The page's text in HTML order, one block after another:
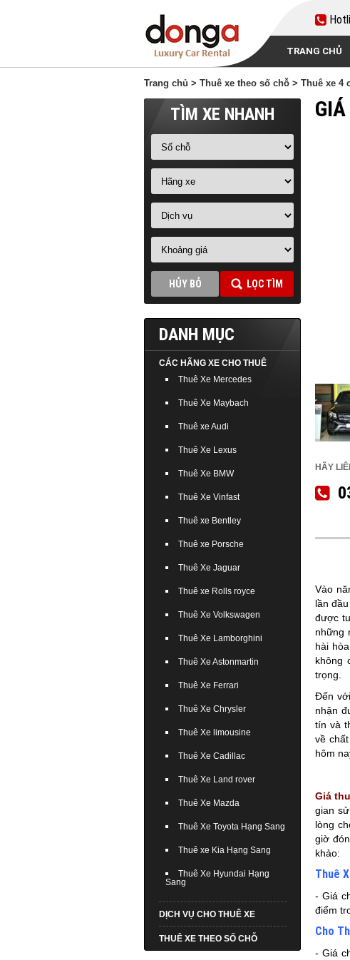
TRANG CHỦ
Trang chủ > Thuê xe theo số chỗ > Thuê xe 4
TÌM XE NHANH
DANH MỤC
CÁC HÃNG XE CHO THUÊ
Thuê Xe Mercedes
Thuê Xe Maybach
Thuê xe Audi
Thuê Xe Lexus
Thuê Xe BMW
Thuê Xe Vinfast
Thuê xe Bentley
Thuê xe Porsche
Thuê Xe Jaguar
Thuê xe Rolls royce
Thuê Xe Volkswagen
Thuê Xe Lamborghini
Thuê Xe Astonmartin
Thuê Xe Ferrari
Thuê Xe Chrysler
Thuê Xe limousine
Thuê Xe Cadillac
Thuê Xe Land rover
Thuê Xe Mazda
Thuê Xe Toyota Hạng Sang
Thuê xe Kia Hạng Sang
Thuê Xe Hyundai Hạng
Sang
DỊCH VỤ CHO THUÊ XE
THUÊ XE THEO SỐ CHỖ
HÃY
Vào
lần
được
những
hài
không
trọng.
Đến
nhận
tín và
về
hôm
Giá
gian
lòng
giờ
khảo:
Thuê
- Giá
điểm
Cho
- Giá